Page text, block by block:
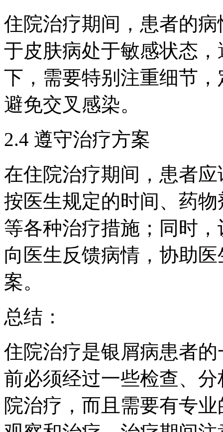
住院治疗期间，患者的
于皮肤病处于敏感状态
下，需要特别注重细节
避免交叉感染。
2.4 遵守治疗方案
在住院治疗期间，患者
按医生规定的时间、药
等各种治疗措施；同时
向医生反馈病情，协助
案。
总结：
住院治疗是银屑病患者
前必须经过一些检查、
院治疗，而且需要有专